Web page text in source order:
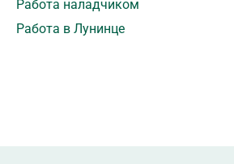
Работа наладчиком
Работа в Лунинце